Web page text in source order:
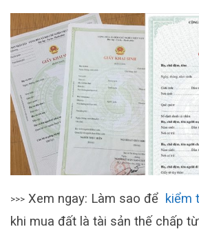
>>> Xem ngay: Làm sao để kiểm
khi mua đất là tài sản thế chấp